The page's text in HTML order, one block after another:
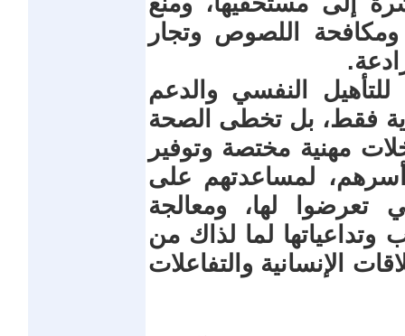
اللصوص وتجار
النفسي والدعم
فقط، بل تخطى الصحة
مهنية مختصة وتوفير
لمساعدتهم على
تعرضوا لها، ومعالجة
وتداعياتها لما لذاك من
الإنسانية والتفاعلات